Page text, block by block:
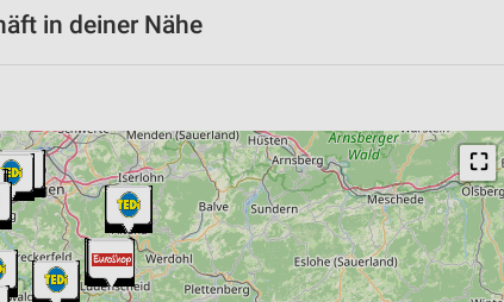
in deiner Nähe
⛶